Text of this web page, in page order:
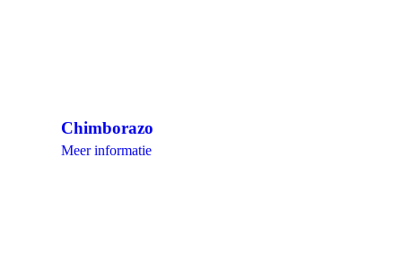
Chimborazo
Meer informatie